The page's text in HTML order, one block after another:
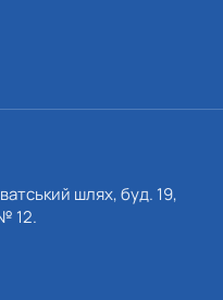
шлях, буд. 19,
12.